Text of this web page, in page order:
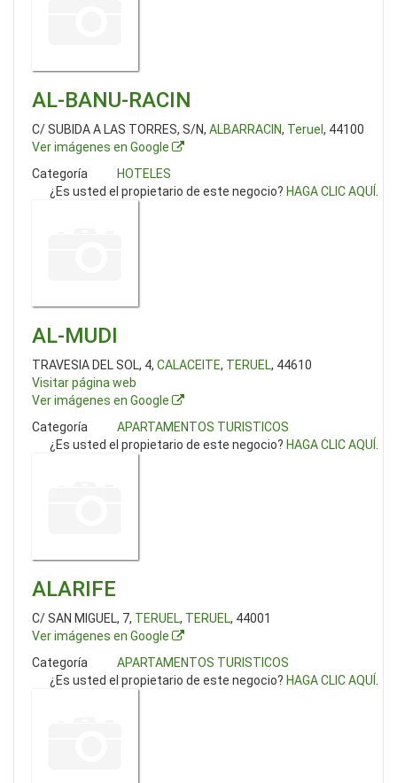
AL-BANU-RACIN
C/ SUBIDA A LAS TORRES, S/N, ALBARRACIN, Teruel , 44100
Ver imágenes en Google
Categoría
HOTELES
¿Es usted el propietario de este negocio? HAGA CLIC AQUÍ .
AL-MUDI
TRAVESIA DEL SOL, 4, CALACEITE, TERUEL, 44610
Visitar página web
Ver imágenes en Google
Categoría
APARTAMENTOS TURISTICOS
¿Es usted el propietario de este negocio? HAGA CLIC AQUÍ .
ALARIFE
C/ SAN MIGUEL, 7, TERUEL, TERUEL, 44001
Ver imágenes en Google
Categoría
APARTAMENTOS TURISTICOS
¿Es usted el propietario de este negocio? HAGA CLIC AQUÍ .